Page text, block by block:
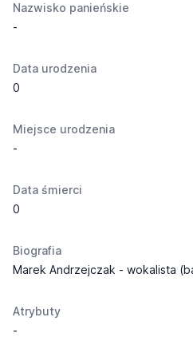
Nazwisko panieńskie
-
Data urodzenia
0
Miejsce urodzenia
-
Data śmierci
0
Biografia
Marek Andrzejczak - wokalista
Atrybuty
-